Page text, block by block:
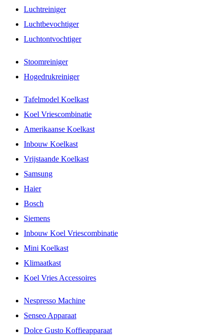
Luchtreiniger
Luchtbevochtiger
Luchtontvochtiger
Stoomreiniger
Hogedrukreiniger
Tafelmodel Koelkast
Koel Vriescombinatie
Amerikaanse Koelkast
Inbouw Koelkast
Vrijstaande Koelkast
Samsung
Haier
Bosch
Siemens
Inbouw Koel Vriescombinatie
Mini Koelkast
Klimaatkast
Koel Vries Accessoires
Nespresso Machine
Senseo Apparaat
Dolce Gusto Koffieapparaat